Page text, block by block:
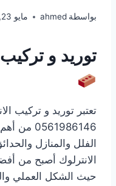
بواسطة ahmed مايو 23, 2026
توريد و
تعتبر توريد و تركيب
الفلل والمنازل
الانترلوك أصبح من
حيث الشكل العملي